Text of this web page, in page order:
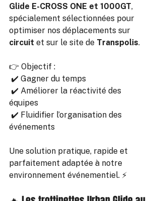
Glide E-CROSS ONE et 1000GT,
spécialement sélectionnées pour
optimiser nos déplacements sur
circuit et sur le site de Transpolis.
👉 Objectif :
✔️ Gagner du temps
équipes
événements
Une solution pratique, rapide et
parfaitement adaptée à notre
environnement événementiel. ⚡